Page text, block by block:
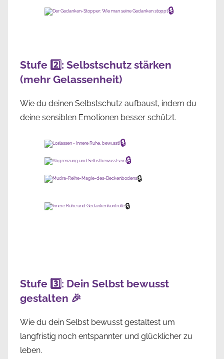
🔒
Stufe 2️⃣: Selbstschutz stärken
(mehr Gelassenheit)
Wie du deinen Selbstschutz aufbaust, indem du
deine sensiblen Emotionen besser schützt.
🔒
🔒
🔒
🔒
Stufe 3️⃣: Dein Selbst bewusst
gestalten 🎉
Wie du dein Selbst bewusst gestaltest um
langfristig noch entspannter und glücklicher zu
leben.